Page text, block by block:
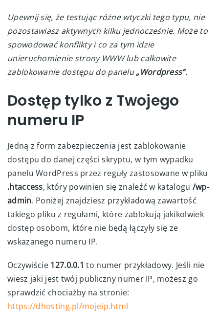
Upewnij się, że testując różne wtyczki tego typu, nie
pozostawiasz aktywnych kilku jednocześnie. Może to
spowodować konflikty i co za tym idzie
unieruchomienie strony WWW lub całkowite
zablokowanie dostępu do panelu„Wordpress”.
Dostęp tylko z Twojego
numeru IP
Jedną z form zabezpieczenia jest zablokowanie
dostępu do danej części skryptu, w tym wypadku
panelu WordPress przez reguły zastosowane w pliku
.htaccess, który powinien się znaleźć w katalogu /wp-
admin. Poniżej znajdziesz przykładową zawartość
takiego pliku z regułami, które zablokują jakikolwiek
dostęp osobom, które nie będą łączyły się ze
wskazanego numeru IP.
Oczywiście 127.0.0.1 to numer przykładowy. Jeśli nie
wiesz jaki jest twój publiczny numer IP, możesz go
sprawdzić chociażby na stronie:
https://dhosting.pl/mojeip.html